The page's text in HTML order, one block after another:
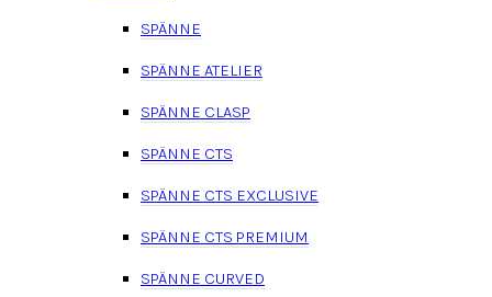
SPÄNNE
SPÄNNE ATELIER
SPÄNNE CLASP
SPÄNNE CTS
SPÄNNE CTS EXCLUSIVE
SPÄNNE CTS PREMIUM
SPÄNNE CURVED